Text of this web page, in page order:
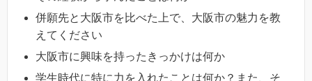
併願先と大阪市を比べた上で、大阪市の魅力を教
えてください
大阪市に興味を持ったきっかけは何か
学生時代に特に力を入れたことは何か？また、そ